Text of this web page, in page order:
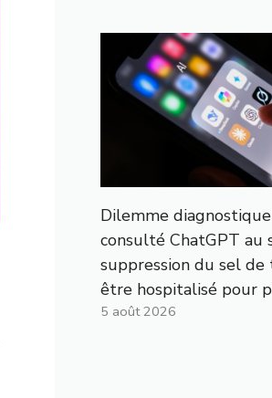
Dilemme
consulté ChatGPT au
suppression du sel
être hospitalisé pour
5 août 2026